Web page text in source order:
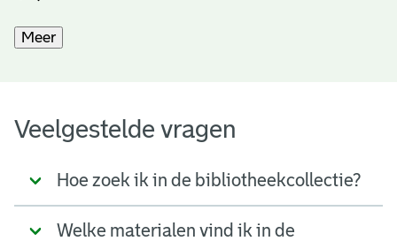
Meer
Veelgestelde vragen
Hoe zoek ik in de bibliotheekcollectie?
Welke materialen vind ik in de